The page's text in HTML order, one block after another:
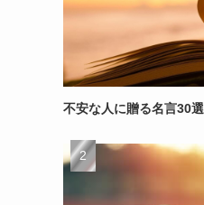
不安な人に贈る名言30選